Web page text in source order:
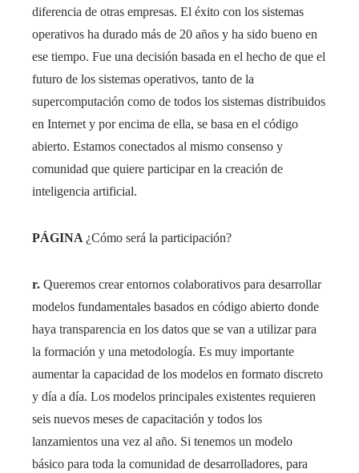
diferencia de otras empresas. El éxito con los sistemas
operativos ha durado más de 20 años y ha sido bueno en
ese tiempo. Fue una decisión basada en el hecho de que el
futuro de los sistemas operativos, tanto de la
supercomputación como de todos los sistemas distribuidos
en Internet y por encima de ella, se basa en el código
abierto. Estamos conectados al mismo consenso y
comunidad que quiere participar en la creación de
inteligencia artificial.
PÁGINA ¿Cómo será la participación?
r. Queremos crear entornos colaborativos para desarrollar
modelos fundamentales basados ​​en código abierto donde
haya transparencia en los datos que se van a utilizar para
la formación y una metodología. Es muy importante
aumentar la capacidad de los modelos en formato discreto
y día a día. Los modelos principales existentes requieren
seis nuevos meses de capacitación y todos los
lanzamientos una vez al año. Si tenemos un modelo
básico para toda la comunidad de desarrolladores, para